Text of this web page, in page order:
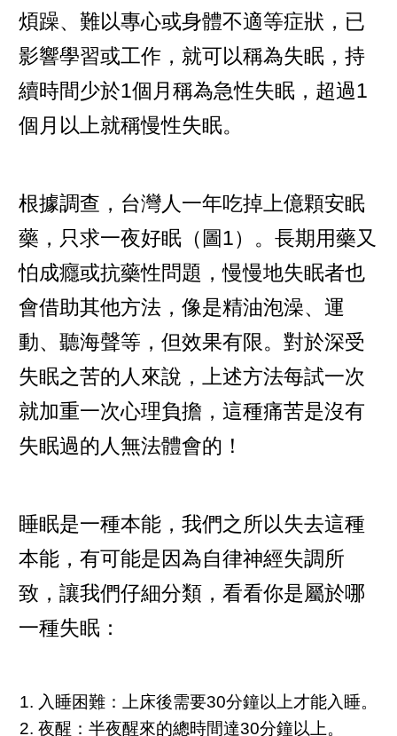
煩躁、難以專心或身體不適等症狀，已
影響學習或工作，就可以稱為失眠，持
續時間少於1個月稱為急性失眠，超過1
個月以上就稱慢性失眠。
根據調查，台灣人一年吃掉上億顆安眠
藥，只求一夜好眠（圖1）。長期用藥又
怕成癮或抗藥性問題，慢慢地失眠者也
會借助其他方法，像是精油泡澡、運
動、聽海聲等，但效果有限。對於深受
失眠之苦的人來說，上述方法每試一次
就加重一次心理負擔，這種痛苦是沒有
失眠過的人無法體會的！
睡眠是一種本能，我們之所以失去這種
本能，有可能是因為自律神經失調所
致，讓我們仔細分類，看看你是屬於哪
一種失眠：
入睡困難：上床後需要30分鐘以上才能入睡。
夜醒：半夜醒來的總時間達30分鐘以上。